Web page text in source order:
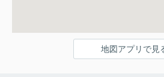
地図アプリで見